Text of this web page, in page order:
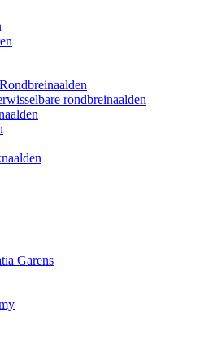
rondbreinaalden
Garens